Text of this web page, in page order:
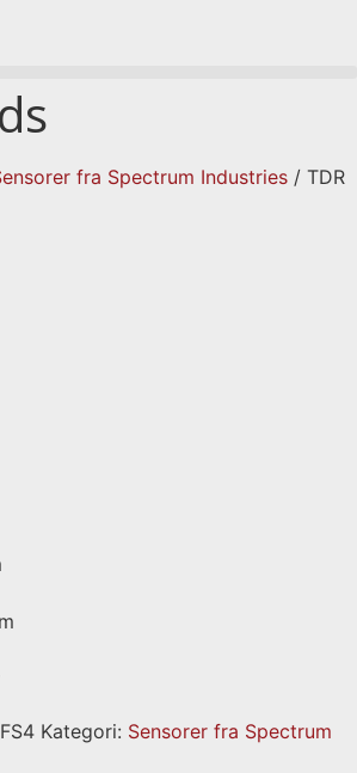
fra Spectrum Industries / TDR
Kategori: Sensorer fra Spectrum